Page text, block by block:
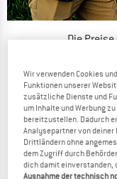
Die
ZUM
Wir verwenden Cookies
Funktionen unserer
zusätzliche Dienste und
um Inhalte und Werbung
bereitzustellen. Dadurch
Analysepartner von
Drittländern ohne
dem Zugriff durch
dich damit einverstanden,
Ausnahme der technisch